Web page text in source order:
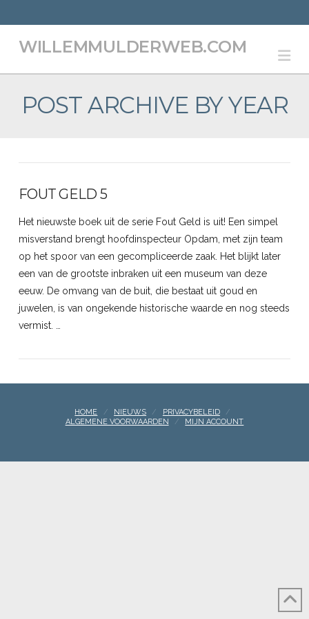
WILLEMMULDERWEB.COM
POST ARCHIVE BY YEAR
FOUT GELD 5
Het nieuwste boek uit de serie Fout Geld is uit! Een simpel
misverstand brengt hoofdinspecteur Opdam, met zijn team
op het spoor van een gecompliceerde zaak. Het blijkt later
een van de grootste inbraken uit een museum van deze
eeuw. De omvang van de buit, die bestaat uit goud en
juwelen, is van ongekende historische waarde en nog steeds
vermist. …
HOME NIEUWS
PRIVACYBELEID
ALGEMENE VOORWAARDEN
MIJN ACCOUNT